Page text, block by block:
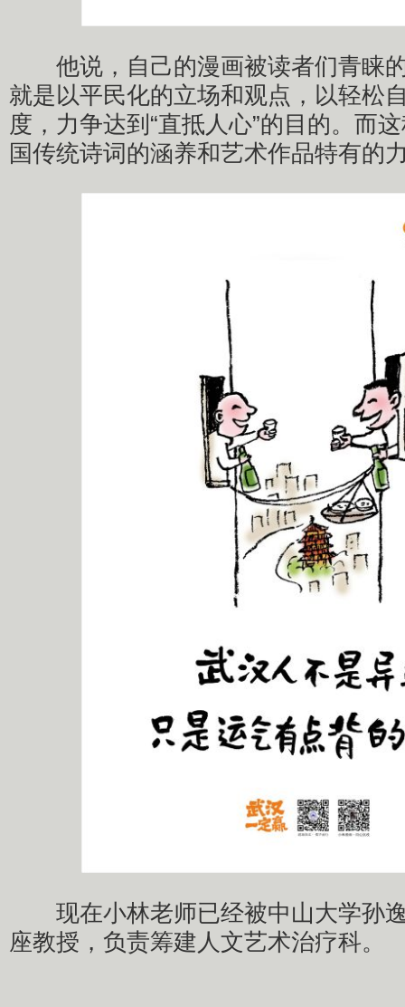
他说，自己的漫画被读者们青睐
就是以平民化的立场和观点，以轻松
度，力争达到“直抵人心”的目的。而
国传统诗词的涵养和艺术作品特有的
现在小林老师已经被中山大学孙
座教授，负责筹建人文艺术治疗科。